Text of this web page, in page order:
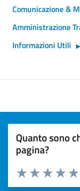
Comunicazione &
Amministrazione
Informazioni Utili
Quanto sono
pagina?
Valuta
Valuta 3
Valuta 2 stelle
Valuta 1 stelle su 5